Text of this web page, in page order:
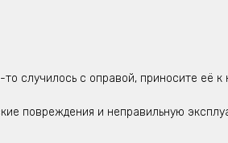
случилось с оправой, приносите её
повреждения и неправильную